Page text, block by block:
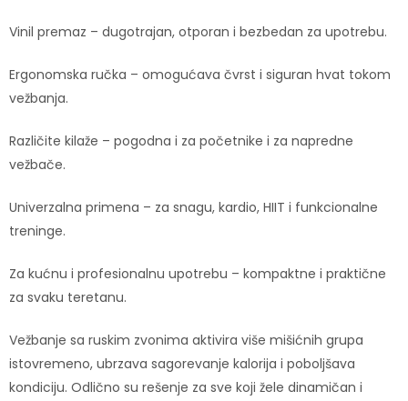
Vinil premaz – dugotrajan, otporan i bezbedan za upotrebu.
Ergonomska ručka – omogućava čvrst i siguran hvat tokom
vežbanja.
Različite kilaže – pogodna i za početnike i za napredne
vežbače.
Univerzalna primena – za snagu, kardio, HIIT i funkcionalne
treninge.
Za kućnu i profesionalnu upotrebu – kompaktne i praktične
za svaku teretanu.
Vežbanje sa ruskim zvonima aktivira više mišićnih grupa
istovremeno, ubrzava sagorevanje kalorija i poboljšava
kondiciju. Odlično su rešenje za sve koji žele dinamičan i